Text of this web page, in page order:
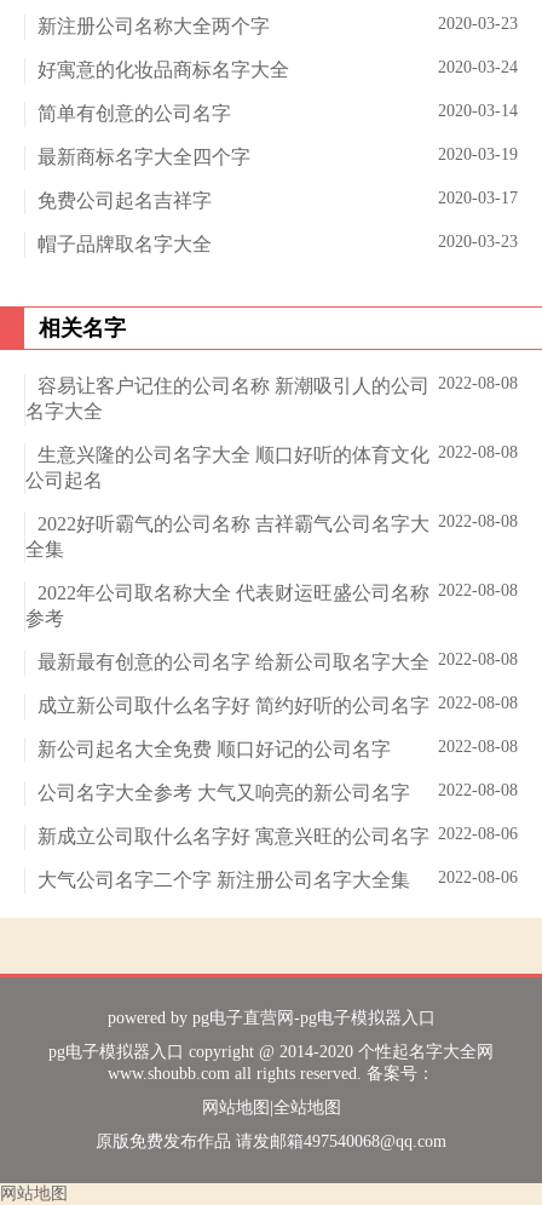
2020-03-23
新注册公司名称大全两个字
2020-03-24
好寓意的化妆品商标名字大全
2020-03-14
简单有创意的公司名字
2020-03-19
最新商标名字大全四个字
2020-03-17
免费公司起名吉祥字
2020-03-23
帽子品牌取名字大全
相关名字
2022-08-08
容易让客户记住的公司名称 新潮吸引人的公司
名字大全
2022-08-08
生意兴隆的公司名字大全 顺口好听的体育文化
公司起名
2022-08-08
2022好听霸气的公司名称 吉祥霸气公司名字大
全集
2022-08-08
2022年公司取名称大全 代表财运旺盛公司名称
参考
2022-08-08
最新最有创意的公司名字 给新公司取名字大全
2022-08-08
成立新公司取什么名字好 简约好听的公司名字
2022-08-08
新公司起名大全免费 顺口好记的公司名字
2022-08-08
公司名字大全参考 大气又响亮的新公司名字
2022-08-06
新成立公司取什么名字好 寓意兴旺的公司名字
2022-08-06
大气公司名字二个字 新注册公司名字大全集
powered by pg电子直营网-pg电子模拟器入口
pg电子模拟器入口 copyright @ 2014-2020 个性起名字大全网
www.shoubb.com all rights reserved. 备案号：
网站地图 |全站地图
原版免费发布作品 请发邮箱497540068@qq.com
网站地图